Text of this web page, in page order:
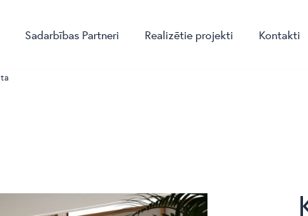
Sadarbības Partneri Realizētie projekti Kontakti